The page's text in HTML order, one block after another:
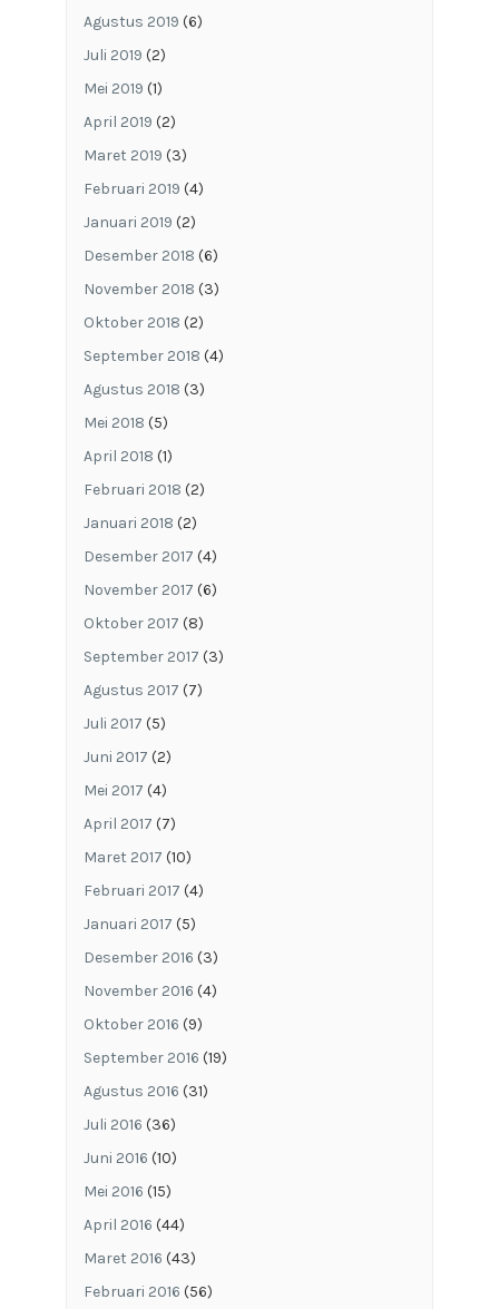
Agustus 2019 (6)
Juli 2019 (2)
Mei 2019 (1)
April 2019 (2)
Maret 2019 (3)
Februari 2019 (4)
Januari 2019 (2)
Desember 2018 (6)
November 2018 (3)
Oktober 2018 (2)
September 2018 (4)
Agustus 2018 (3)
Mei 2018 (5)
April 2018 (1)
Februari 2018 (2)
Januari 2018 (2)
Desember 2017 (4)
November 2017 (6)
Oktober 2017 (8)
September 2017 (3)
Agustus 2017 (7)
Juli 2017 (5)
Juni 2017 (2)
Mei 2017 (4)
April 2017 (7)
Maret 2017 (10)
Februari 2017 (4)
Januari 2017 (5)
Desember 2016 (3)
November 2016 (4)
Oktober 2016 (9)
September 2016 (19)
Agustus 2016 (31)
Juli 2016 (36)
Juni 2016 (10)
Mei 2016 (15)
April 2016 (44)
Maret 2016 (43)
Februari 2016 (56)